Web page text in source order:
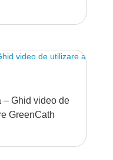
– Ghid video de
GreenCath